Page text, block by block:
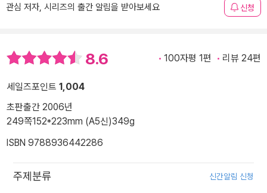
관심 저자, 시리즈의 출간 알림을 받아보세요 신청
8.6 100자평 1편 리뷰 24편
세일즈포인트 1,004
초판출간 2006년
249쪽152*223mm (A5신)349g
ISBN 9788936442286
주제분류 신간알림 신청